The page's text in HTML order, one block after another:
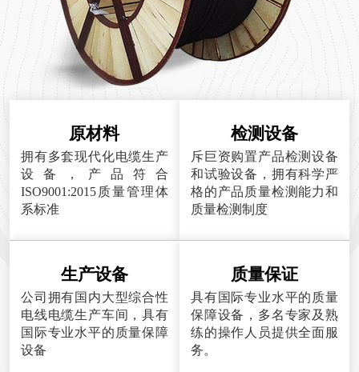
原材料
拥有多套现代化电缆生产
设备，产品符合
ISO9001:2015质量管理体
系标准
检测设备
斥巨资购置产品检测设备
和试验设备，拥有科学严
格的产品质量检测能力和
质量检测制度
生产设备
公司拥有国内大型综合性
电线电缆生产车间，具有
国际专业水平的质量保障
设备
质量保证
具有国际专业水平的质量
保障设备，多名专家及熟
练的操作人员提供全面服
务。